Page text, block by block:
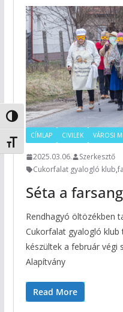
Nagy kontraszt váltása
Betűméret váltása
CÍMLAP CIVILEK VÁROSI
2025.03.06.
Szerkesztő
Cukorfalat gyalogló klub,
Séta a
Rendhagyó öltözékben
Cukorfalat gyalogló
készültek a február végi
Alapítvány
Read More